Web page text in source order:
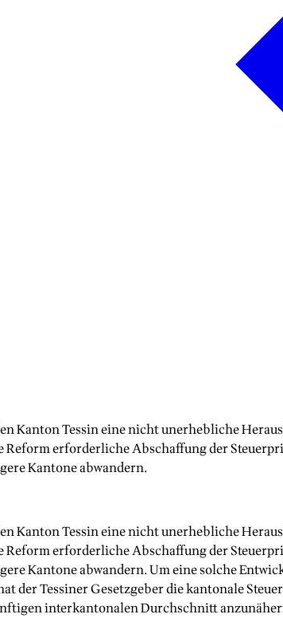
Kanton Tessin eine nicht unerhebliche
erforderliche Abschaffung der
Kantone abwandern.
Kanton Tessin eine nicht unerhebliche
erforderliche Abschaffung der
Kantone abwandern. Um eine solche
Tessiner Gesetzgeber die kantonale
interkantonalen Durchschnitt